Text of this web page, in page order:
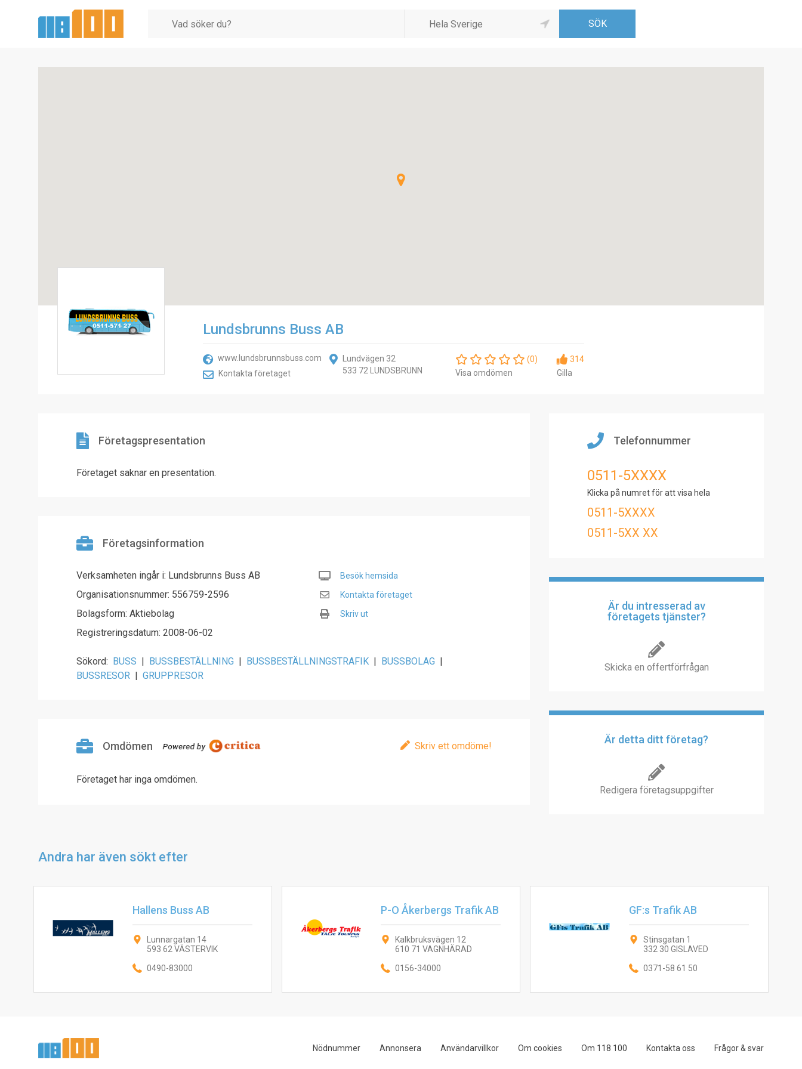
Lundsbrunns Buss AB
www.lundsbrunnsbuss.com
Kontakta företaget
Lundvägen 32
533 72 LUNDSBRUNN
(0)
Visa omdömen
314
Gilla
Företagspresentation
Företaget saknar en presentation.
Företagsinformation
Verksamheten ingår i: Lundsbrunns Buss AB
Organisationsnummer: 556759-2596
Bolagsform: Aktiebolag
Registreringsdatum: 2008-06-02
Besök hemsida
Kontakta företaget
Skriv ut
Sökord: BUSS | BUSSBESTÄLLNING | BUSSBESTÄLLNINGSTRAFIK | BUSSBOLAG |
BUSSRESOR | GRUPPRESOR
Omdömen Skriv ett omdöme!
Företaget har inga omdömen.
Telefonnummer
0511-5XXXX
Klicka på numret för att visa hela
0511-5XXXX
0511-5XX XX
Är du intresserad av
företagets tjänster?
Skicka en offertförfrågan
Är detta ditt företag?
Redigera företagsuppgifter
Andra har även sökt efter
Hallens Buss AB
Lunnargatan 14
593 62 VÄSTERVIK
0490-83000
P-O Åkerbergs Trafik AB
Kalkbruksvägen 12
610 71 VAGNHÄRAD
0156-34000
GF:s Trafik AB
Stinsgatan 1
332 30 GISLAVED
0371-58 61 50
Nödnummer Annonsera Användarvillkor Om cookies Om 118 100 Kontakta oss Frågor & svar